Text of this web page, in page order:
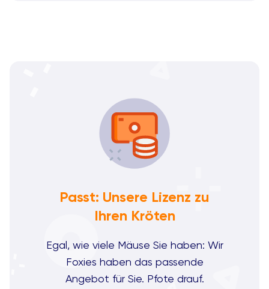
Passt: Unsere Lizenz zu
Ihren Kröten
Egal, wie viele Mäuse Sie haben: Wir
Foxies haben das passende
Angebot für Sie. Pfote drauf.